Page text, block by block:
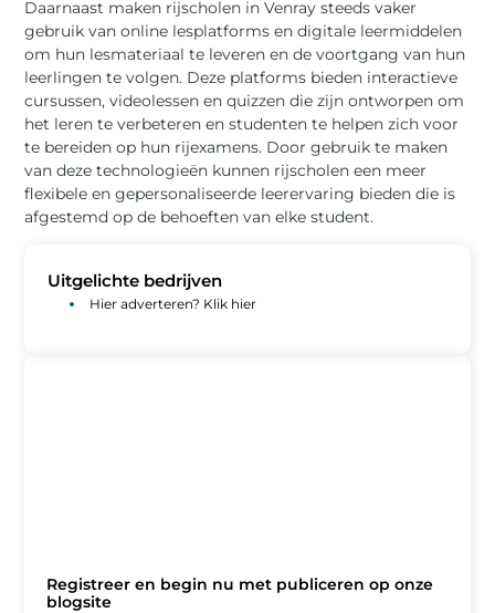
Daarnaast maken rijscholen in Venray steeds vaker
gebruik van online lesplatforms en digitale leermiddelen
om hun lesmateriaal te leveren en de voortgang van hun
leerlingen te volgen. Deze platforms bieden interactieve
cursussen, videolessen en quizzen die zijn ontworpen om
het leren te verbeteren en studenten te helpen zich voor
te bereiden op hun rijexamens. Door gebruik te maken
van deze technologieën kunnen rijscholen een meer
flexibele en gepersonaliseerde leerervaring bieden die is
afgestemd op de behoeften van elke student.
Uitgelichte bedrijven
Hier adverteren? Klik hier
Registreer en begin nu met publiceren op onze
blogsite